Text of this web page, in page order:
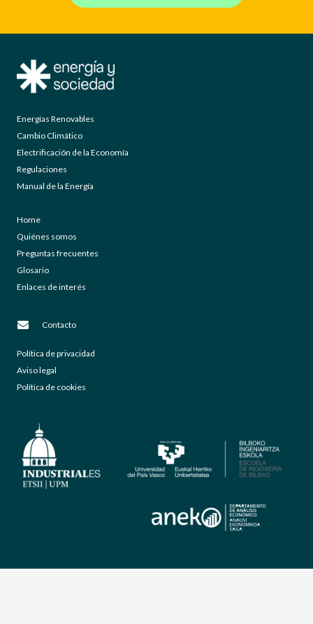
Energías Renovables
Cambio Climático
Electrificación de la Economía
Regulaciones
Manual de la Energía
Home
Quiénes somos
Preguntas frecuentes
Glosario
Enlaces de interés
Contacto
Política de privacidad
Aviso legal
Política de cookies